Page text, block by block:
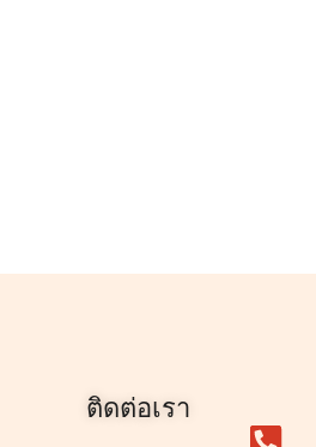
ติดต่อเรา